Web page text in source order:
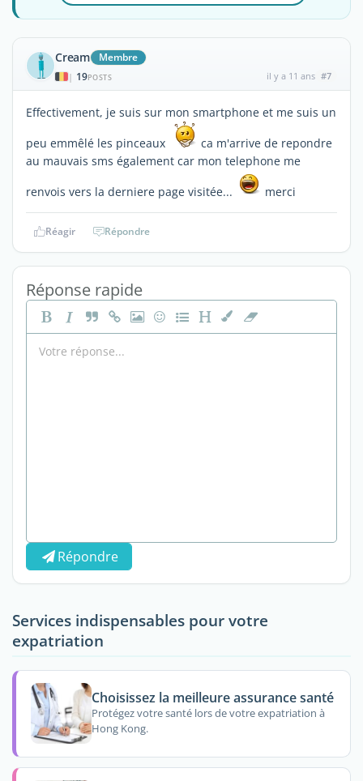
Cream Membre
| 19POSTS il y a 11 ans #7
Effectivement, je suis sur mon smartphone et me suis un
peu emmêlé les pinceaux
ca m'arrive de repondre
au mauvais sms également car mon telephone me
renvois vers la derniere page visitée...
merci
Réagir Répondre
Réponse rapide
Répondre
Services indispensables pour votre
expatriation
Choisissez la meilleure assurance santé
Protégez votre santé lors de votre expatriation à
Hong Kong.